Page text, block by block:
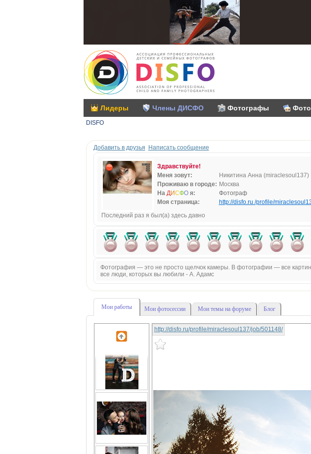
Лидеры Члены ДИСФО Фотографы
DISFO
Добавить в друзья Написать сообщение
Здравствуйте!
Меня зовут:
Никитина Анна (miraclesoul137)
Проживаю в городе: Москва
На ДИСФОя:
Фотограф
Моя страница:
http://disfo.ru /profile/
Последний раз я был(а) здесь давно
Фотография — это не просто щелчок камеры. В фотографии — все
все люди, которых вы любили - А. Адамс
Мои работы Мои фотосессии Мои темы на форуме Блог
http://disfo.ru/profile/miraclesoul137/job/501148/